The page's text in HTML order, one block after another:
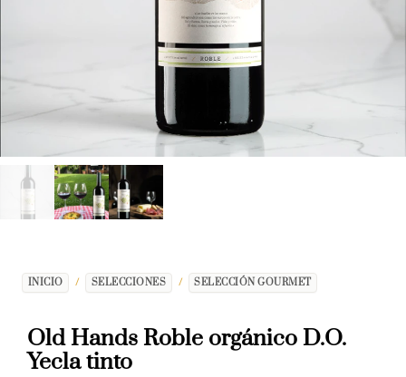
INICIO / SELECCIONES / SELECCIÓN GOURMET
Old Hands Roble orgánico D.O.
Yecla tinto